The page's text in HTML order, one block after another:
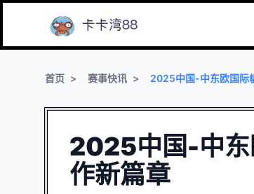
首页 赛事快讯 2025中国-中东欧国际
2025中国-中东
作新篇章